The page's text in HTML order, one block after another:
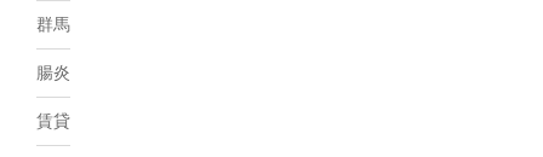
群馬
腸炎
賃貸